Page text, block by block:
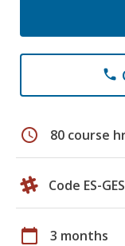
phone
schedule 80 course
Code ES-
calendar_today 3 months